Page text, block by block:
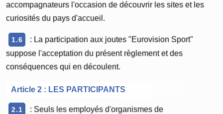
accompagnateurs l'occasion de découvrir les sites et les
curiosités du pays d'accueil.
1.6
: La participation aux joutes "Eurovision Sport"
suppose l'acceptation du présent règlement et des
conséquences qui en découlent.
Article 2 : LES PARTICIPANTS
2.1
: Seuls les employés d'organismes de